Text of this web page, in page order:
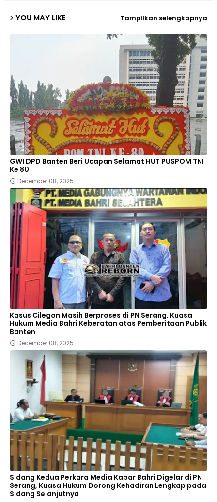
YOU MAY LIKE Tampilkan selengkapnya
GWI DPD Banten Beri Ucapan Selamat HUT PUSPOM TNI
Ke 80
December 08, 2025
Kasus Cilegon Masih Berproses di PN Serang, Kuasa
Hukum Media Bahri Keberatan atas Pemberitaan Publik
Banten
December 08, 2025
Sidang Kedua Perkara Media Kabar Bahri Digelar di PN
Serang, Kuasa Hukum Dorong Kehadiran Lengkap pada
Sidang Selanjutnya